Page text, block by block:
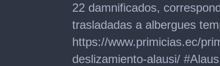
22 damnificados,
trasladadas a albergues
https://www.primicias.ec/
deslizamiento-alausi/